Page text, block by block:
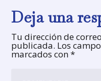
Deja una
Tu dirección de
publicada. Los
marcados con*